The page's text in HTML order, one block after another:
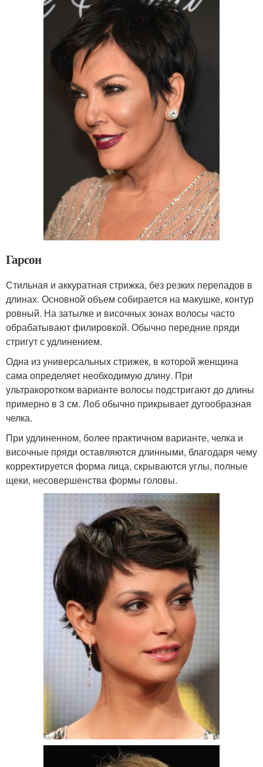
Гарсон
Стильная и аккуратная стрижка, без резких перепадов в
длинах. Основной объем собирается на макушке, контур
ровный. На затылке и височных зонах волосы часто
обрабатывают филировкой. Обычно передние пряди
стригут с удлинением.
Одна из универсальных стрижек, в которой женщина
сама определяет необходимую длину. При
ультракоротком варианте волосы подстригают до длины
примерно в 3 см. Лоб обычно прикрывает дугообразная
челка.
При удлиненном, более практичном варианте, челка и
височные пряди оставляются длинными, благодаря чему
корректируется форма лица, скрываются углы, полные
щеки, несовершенства формы головы.